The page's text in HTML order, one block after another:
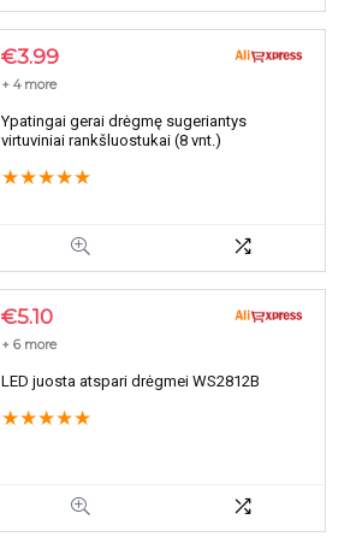
€3.99
+ 4 more
Ypatingai gerai drėgmę sugeriantys
virtuviniai rankšluostukai (8 vnt.)
★★★★★
€5.10
+ 6 more
LED juosta atspari drėgmei WS2812B
★★★★★